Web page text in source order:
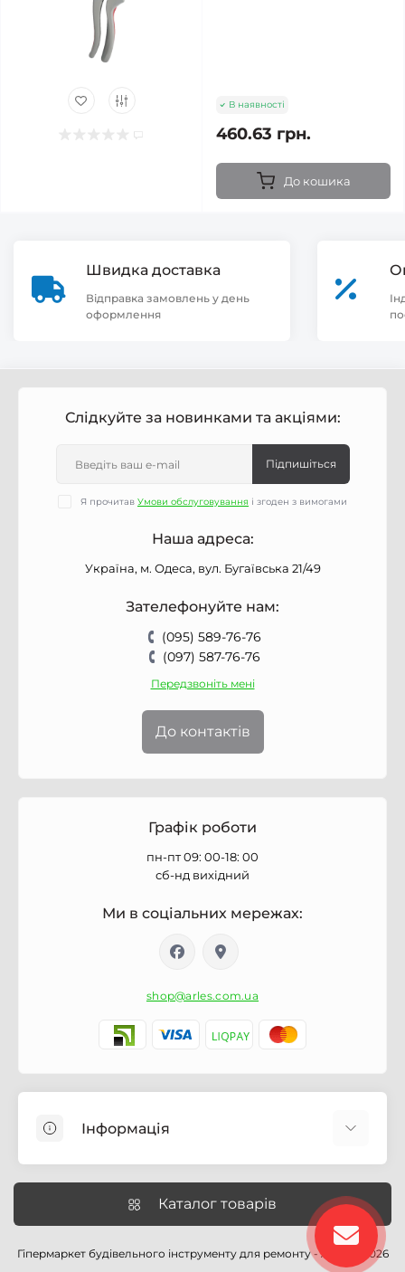
В наявності
460.63 грн.
До кошика
Швидка доставка
Відправка замовлень у день
оформлення
Слідкуйте за новинками та акціями:
Підпишіться
Я прочитав Умови обслуговування і згоден з вимогами
Наша адреса:
Україна, м. Одеса, вул. Бугаївська 21/49
Зателефонуйте нам:
(095) 589-76-76
(097) 587-76-76
Передзвоніть мені
До контактів
Графік роботи
пн-пт 09: 00-18: 00
сб-нд вихідний
Ми в соціальних мережах:
shop@arles.com.ua
Інформація
Про магазин Arles.com.ua
Умови обслуговування
Умови оформлення замовлення
Каталог товарів
Гіпермаркет будівельного інструменту для ремонту - Arles © 2026